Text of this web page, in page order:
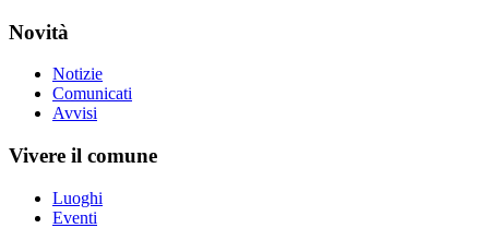
Novità
Notizie
Comunicati
Avvisi
Vivere il comune
Luoghi
Eventi